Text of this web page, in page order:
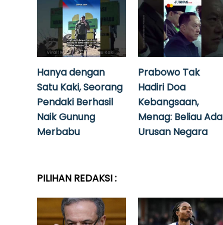
Hanya dengan
Satu Kaki, Seorang
Pendaki Berhasil
Naik Gunung
Merbabu
Prabowo Tak
Hadiri Doa
Kebangsaan,
Menag: Beliau Ada
Urusan Negara
PILIHAN REDAKSI :